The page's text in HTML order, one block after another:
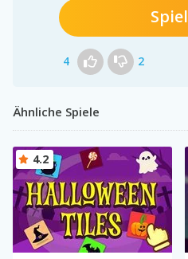
4 2
Ähnliche Spiele
4.2